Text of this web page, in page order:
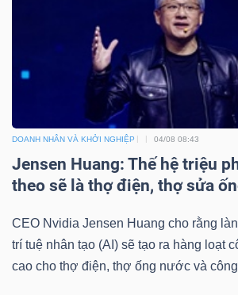
DOANH NHÂN VÀ KHỞI NGHIỆP 04/08 08:43
Jensen Huang: Thế hệ triệu
theo sẽ là thợ điện, thợ sửa
CEO Nvidia Jensen Huang cho rằng
trí tuệ nhân tạo (AI) sẽ tạo ra hàng loạt
cao cho thợ điện, thợ ống nước và